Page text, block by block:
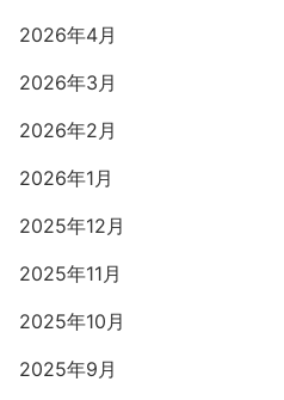
2026年4月
2026年3月
2026年2月
2026年1月
2025年12月
2025年11月
2025年10月
2025年9月